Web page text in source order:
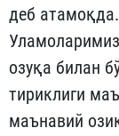
деб
озуқа билан
тириклиги
маънавий